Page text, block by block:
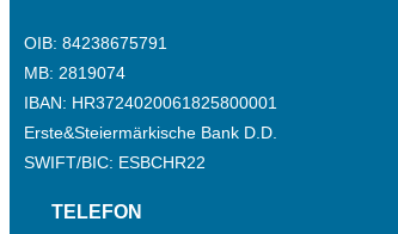
OIB: 84238675791
MB: 2819074
IBAN: HR3724020061825800001
Erste&Steiermärkische Bank D.D.
SWIFT/BIC: ESBCHR22
TELEFON